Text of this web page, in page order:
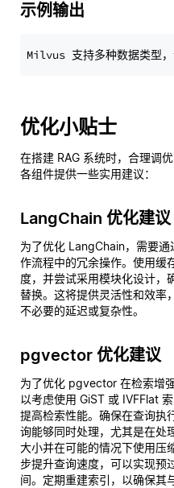
示例输出
优化小贴士
在搭建 RAG 系统时，合理调
各组件提供一些实用建议：
LangChain 优化建议
为了优化 LangChain，需要
作流程中的冗余操作。使用缓
度，并尝试采用模块化设计，
替换。这将提供灵活性和效率
不必要的延迟或复杂性。
pgvector 优化建议
为了优化 pgvector 在检索增
以考虑使用 GiST 或 IVFFlat
提高检索性能。确保在查询执
询能够同时处理，尤其是在处
大小并在可能的情况下使用压
步提升查询速度，可以实现预
间。定期重建索引，以确保其